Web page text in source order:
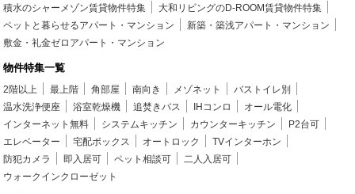
積水のシャーメゾン賃貸物件特集
大和リビングのD-ROOM賃貸物件特集
ペットと暮らせるアパート・マンション
新築・築浅アパート・マンション
敷金・礼金ゼロアパート・マンション
物件特集一覧
2階以上 最上階 角部屋 南向き メゾネット
バストイレ別
温水洗浄便座
浴室乾燥機 追焚きバス IHコンロ
オール電化
インターネット無料
システムキッチン カウンターキッチン
P2台可
エレベーター
宅配ボックス オートロック
TVインターホン
防犯カメラ
即入居可 ペット相談可
二人入居可
ウォークインクローゼット